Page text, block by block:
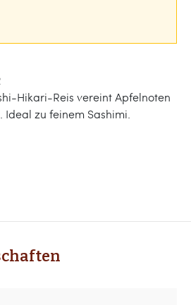
Hikari-Reis vereint Apfelnoten
zu feinem Sashimi.